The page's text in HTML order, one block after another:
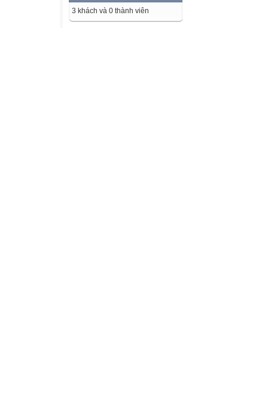
3 khách và 0 thành viên